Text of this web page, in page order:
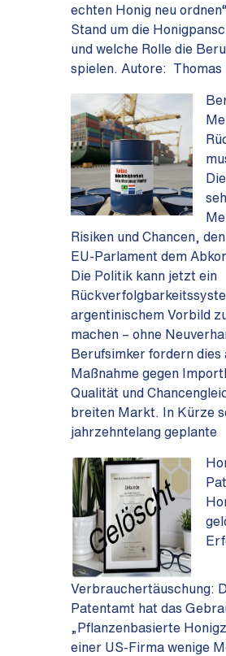
echten Honig neu
Stand um die
und welche Rolle die
spielen. Autore: Thomas
Risiken und Chancen,
EU-Parlament dem
Die Politik kann jetzt ein
argentinischem Vorbild
machen – ohne
Berufsimker fordern dies
Maßnahme gegen
Qualität und
breiten Markt. In Kürze
jahrzehntelang geplante
Verbrauchertäuschung:
Patentamt hat das
„Pflanzenbasierte
einer US-Firma wenige